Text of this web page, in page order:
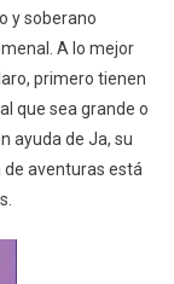
y soberano
A lo mejor
primero tienen
que sea grande o
ayuda de Ja, su
de aventuras está